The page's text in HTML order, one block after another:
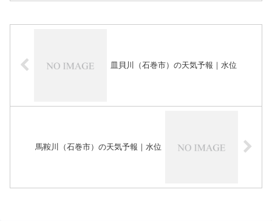
皿貝川（石巻市）の天気予報｜水位
馬鞍川（石巻市）の天気予報｜水位